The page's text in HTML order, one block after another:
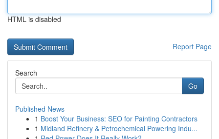
HTML is disabled
Report Page
Search
Go
Published News
1 Boost Your Business: SEO for Painting Contractors
1 Midland Refinery & Petrochemical Powering Indu...